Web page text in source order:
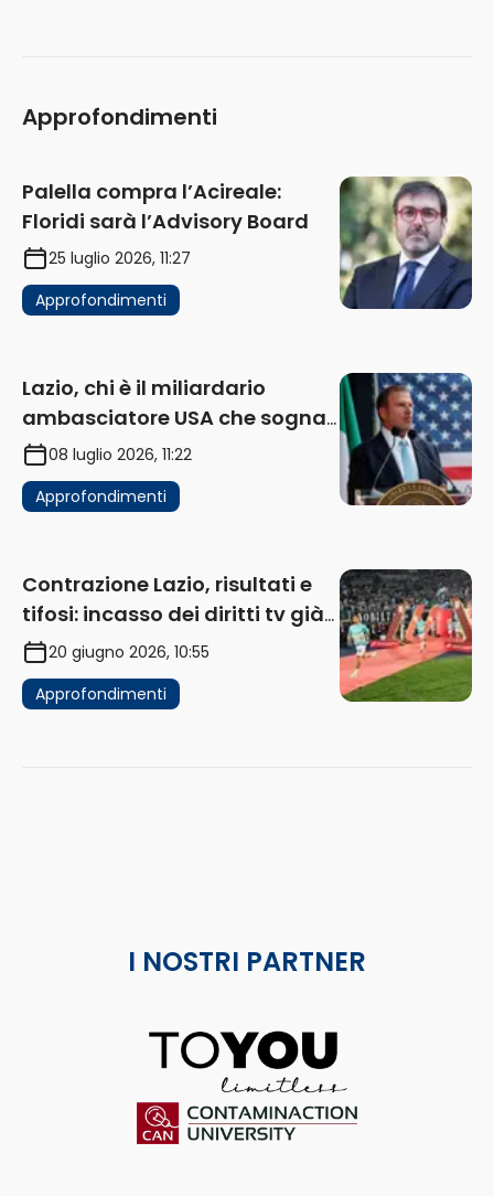
Approfondimenti
Palella compra l’Acireale:
Floridi sarà l’Advisory Board
25 luglio 2026, 11:27
Approfondimenti
Lazio, chi è il miliardario
ambasciatore USA che sogna
di acquistare un club in Italia
08 luglio 2026, 11:22
Approfondimenti
Contrazione Lazio, risultati e
tifosi: incasso dei diritti tv già
in flessione
20 giugno 2026, 10:55
Approfondimenti
I NOSTRI PARTNER
ToYou